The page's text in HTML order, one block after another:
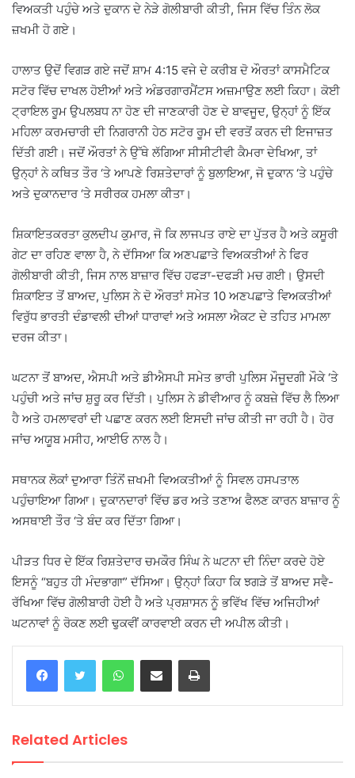
ਵਿਅਕਤੀ ਪਹੁੰਚੇ ਅਤੇ ਦੁਕਾਨ ਦੇ ਨੇੜੇ ਗੋਲੀਬਾਰੀ ਕੀਤੀ, ਜਿਸ ਵਿੱਚ ਤਿੰਨ ਲੋਕ
ਜ਼ਖਮੀ ਹੋ ਗਏ।
ਹਾਲਾਤ ਉਦੋਂ ਵਿਗੜ ਗਏ ਜਦੋਂ ਸ਼ਾਮ 4:15 ਵਜੇ ਦੇ ਕਰੀਬ ਦੋ ਔਰਤਾਂ ਕਾਸਮੈਟਿਕ
ਸਟੋਰ ਵਿੱਚ ਦਾਖਲ ਹੋਈਆਂ ਅਤੇ ਅੰਡਰਗਾਰਮੈਂਟਸ ਅਜ਼ਮਾਉਣ ਲਈ ਕਿਹਾ। ਕੋਈ
ਟ੍ਰਾਇਲ ਰੂਮ ਉਪਲਬਧ ਨਾ ਹੋਣ ਦੀ ਜਾਣਕਾਰੀ ਹੋਣ ਦੇ ਬਾਵਜੂਦ, ਉਨ੍ਹਾਂ ਨੂੰ ਇੱਕ
ਮਹਿਲਾ ਕਰਮਚਾਰੀ ਦੀ ਨਿਗਰਾਨੀ ਹੇਠ ਸਟੋਰ ਰੂਮ ਦੀ ਵਰਤੋਂ ਕਰਨ ਦੀ ਇਜਾਜ਼ਤ
ਦਿੱਤੀ ਗਈ। ਜਦੋਂ ਔਰਤਾਂ ਨੇ ਉੱਥੇ ਲੱਗਿਆ ਸੀਸੀਟੀਵੀ ਕੈਮਰਾ ਦੇਖਿਆ, ਤਾਂ
ਉਨ੍ਹਾਂ ਨੇ ਕਥਿਤ ਤੌਰ ‘ਤੇ ਆਪਣੇ ਰਿਸ਼ਤੇਦਾਰਾਂ ਨੂੰ ਬੁਲਾਇਆ, ਜੋ ਦੁਕਾਨ ‘ਤੇ ਪਹੁੰਚੇ
ਅਤੇ ਦੁਕਾਨਦਾਰ ‘ਤੇ ਸਰੀਰਕ ਹਮਲਾ ਕੀਤਾ।
ਸ਼ਿਕਾਇਤਕਰਤਾ ਕੁਲਦੀਪ ਕੁਮਾਰ, ਜੋ ਕਿ ਲਾਜਪਤ ਰਾਏ ਦਾ ਪੁੱਤਰ ਹੈ ਅਤੇ ਕਸੂਰੀ
ਗੇਟ ਦਾ ਰਹਿਣ ਵਾਲਾ ਹੈ, ਨੇ ਦੱਸਿਆ ਕਿ ਅਣਪਛਾਤੇ ਵਿਅਕਤੀਆਂ ਨੇ ਫਿਰ
ਗੋਲੀਬਾਰੀ ਕੀਤੀ, ਜਿਸ ਨਾਲ ਬਾਜ਼ਾਰ ਵਿੱਚ ਹਫੜਾ-ਦਫੜੀ ਮਚ ਗਈ। ਉਸਦੀ
ਸ਼ਿਕਾਇਤ ਤੋਂ ਬਾਅਦ, ਪੁਲਿਸ ਨੇ ਦੋ ਔਰਤਾਂ ਸਮੇਤ 10 ਅਣਪਛਾਤੇ ਵਿਅਕਤੀਆਂ
ਵਿਰੁੱਧ ਭਾਰਤੀ ਦੰਡਾਵਲੀ ਦੀਆਂ ਧਾਰਾਵਾਂ ਅਤੇ ਅਸਲਾ ਐਕਟ ਦੇ ਤਹਿਤ ਮਾਮਲਾ
ਦਰਜ ਕੀਤਾ।
ਘਟਨਾ ਤੋਂ ਬਾਅਦ, ਐਸਪੀ ਅਤੇ ਡੀਐਸਪੀ ਸਮੇਤ ਭਾਰੀ ਪੁਲਿਸ ਮੌਜੂਦਗੀ ਮੌਕੇ ‘ਤੇ
ਪਹੁੰਚੀ ਅਤੇ ਜਾਂਚ ਸ਼ੁਰੂ ਕਰ ਦਿੱਤੀ। ਪੁਲਿਸ ਨੇ ਡੀਵੀਆਰ ਨੂੰ ਕਬਜ਼ੇ ਵਿੱਚ ਲੈ ਲਿਆ
ਹੈ ਅਤੇ ਹਮਲਾਵਰਾਂ ਦੀ ਪਛਾਣ ਕਰਨ ਲਈ ਇਸਦੀ ਜਾਂਚ ਕੀਤੀ ਜਾ ਰਹੀ ਹੈ। ਹੋਰ
ਜਾਂਚ ਅਯੂਬ ਮਸੀਹ, ਆਈਓ ਨਾਲ ਹੈ।
ਸਥਾਨਕ ਲੋਕਾਂ ਦੁਆਰਾ ਤਿੰਨੋਂ ਜ਼ਖਮੀ ਵਿਅਕਤੀਆਂ ਨੂੰ ਸਿਵਲ ਹਸਪਤਾਲ
ਪਹੁੰਚਾਇਆ ਗਿਆ। ਦੁਕਾਨਦਾਰਾਂ ਵਿੱਚ ਡਰ ਅਤੇ ਤਣਾਅ ਫੈਲਣ ਕਾਰਨ ਬਾਜ਼ਾਰ ਨੂੰ
ਅਸਥਾਈ ਤੌਰ ‘ਤੇ ਬੰਦ ਕਰ ਦਿੱਤਾ ਗਿਆ।
ਪੀੜਤ ਧਿਰ ਦੇ ਇੱਕ ਰਿਸ਼ਤੇਦਾਰ ਚਮਕੌਰ ਸਿੰਘ ਨੇ ਘਟਨਾ ਦੀ ਨਿੰਦਾ ਕਰਦੇ ਹੋਏ
ਇਸਨੂੰ “ਬਹੁਤ ਹੀ ਮੰਦਭਾਗਾ” ਦੱਸਿਆ। ਉਨ੍ਹਾਂ ਕਿਹਾ ਕਿ ਝਗੜੇ ਤੋਂ ਬਾਅਦ ਸਵੈ-
ਰੱਖਿਆ ਵਿੱਚ ਗੋਲੀਬਾਰੀ ਹੋਈ ਹੈ ਅਤੇ ਪ੍ਰਸ਼ਾਸਨ ਨੂੰ ਭਵਿੱਖ ਵਿੱਚ ਅਜਿਹੀਆਂ
ਘਟਨਾਵਾਂ ਨੂੰ ਰੋਕਣ ਲਈ ਢੁਕਵੀਂ ਕਾਰਵਾਈ ਕਰਨ ਦੀ ਅਪੀਲ ਕੀਤੀ।
WhatsAppShare via Email Print
Related Articles